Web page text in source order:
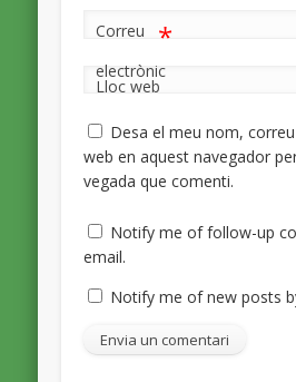
Correu
electrònic
*
Lloc web
Desa el meu nom,
web en aquest navegador
vegada que comenti.
Notify me of follow-up
email.
Notify me of new posts